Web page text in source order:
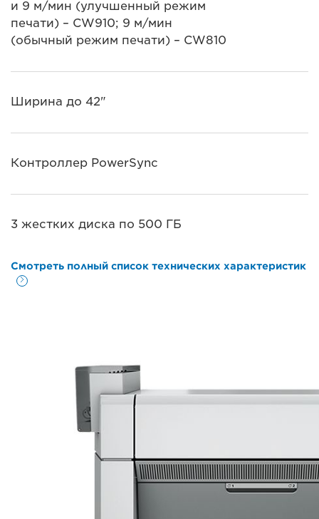
и 9 м/мин (улучшенный режим
печати) – CW910; 9 м/мин
(обычный режим печати) – CW810
Ширина до 42"
Контроллер PowerSync
3 жестких диска по 500 ГБ
Смотреть полный список технических характеристик